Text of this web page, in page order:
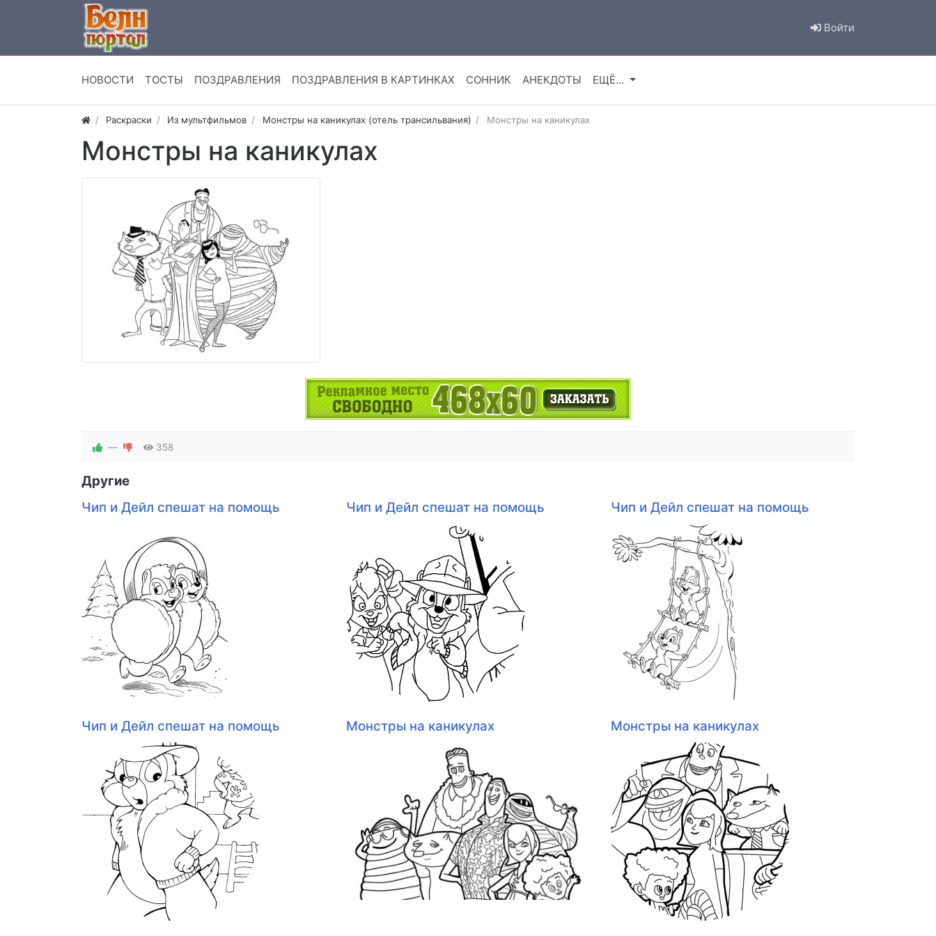
Войти
НОВОСТИ ТОСТЫ ПОЗДРАВЛЕНИЯ ПОЗДРАВЛЕНИЯ В КАРТИНКАХ СОННИК АНЕКДОТЫ ЕЩЁ…
Раскраски Из мультфильмов Монстры на каникулах (отель трансильвания) Монстры на каникулах
Монстры на каникулах
— 358
Другие
Чип и Дейл спешат на помощь
Чип и Дейл спешат на помощь Чип и Дейл спешат на помощь
Чип и Дейл спешат на помощь Монстры на каникулах Монстры на каникулах